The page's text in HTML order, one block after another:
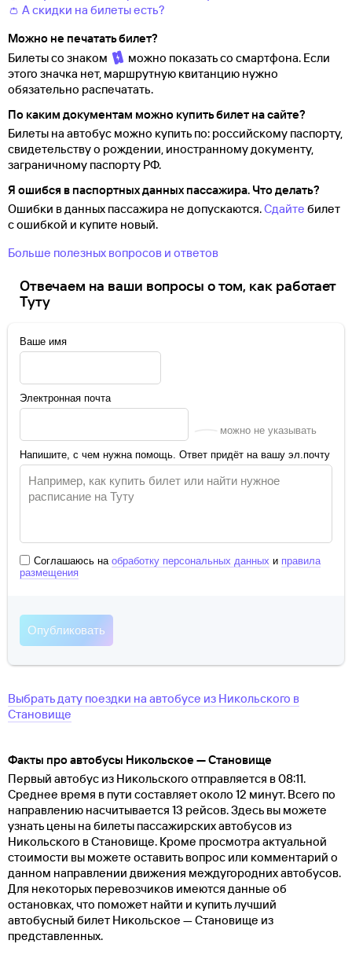
👛 А скидки на билеты есть?
Можно не печатать билет?
Билеты со знаком
можно показать со смартфона. Если
этого значка нет, маршрутную квитанцию нужно
обязательно распечатать.
По каким документам можно купить билет на сайте?
Билеты на автобус можно купить по: российскому паспорту,
свидетельству о рождении, иностранному документу,
заграничному паспорту РФ.
Я ошибся в паспортных данных пассажира. Что делать?
Ошибки в данных пассажира не допускаются.Сдайте билет
с ошибкой и купите новый.
Больше полезных вопросов и ответов
Отвечаем на ваши вопросы о том, как работает
Туту
Ваше имя
Электронная почта
можно не указывать
Напишите, с чем нужна помощь. Ответ придёт на вашу эл.почту
Соглашаюсь на обработку персональных данных и правила
размещения
Выбрать дату поездки на автобусе из Никольского в
Становище
Факты про автобусы Никольское — Становище
Первый автобус из Никольского отправляется в 08:11.
Среднее время в пути составляет около 12 минут. Всего по
направлению насчитывается 13 рейсов. Здесь вы можете
узнать цены на билеты пассажирских автобусов из
Никольского в Становище. Кроме просмотра актуальной
стоимости вы можете оставить вопрос или комментарий о
данном направлении движения междугородних автобусов.
Для некоторых перевозчиков имеются данные об
остановках, что поможет найти и купить лучший
автобусный билет Никольское — Становище из
представленных.